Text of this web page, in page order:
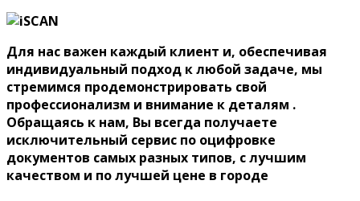
Для нас важен каждый клиент и, обеспечивая
индивидуальный подход к любой задаче, мы
стремимся продемонстрировать свой
профессионализм и внимание к деталям .
Обращаясь к нам, Вы всегда получаете
исключительный сервис по оцифровке
документов самых разных типов, с лучшим
качеством и по лучшей цене в городе